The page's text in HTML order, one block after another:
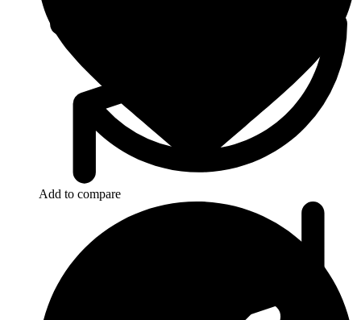
Add to compare